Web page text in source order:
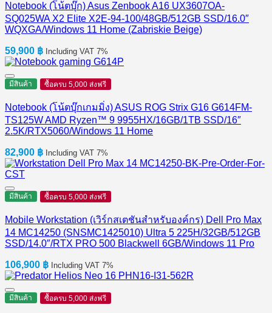
Notebook (โน้ตบุ๊ก) Asus Zenbook A16 UX3607OA-
SQ025WA X2 Elite X2E-94-100/48GB/512GB SSD/16.0″
WQXGA/Windows 11 Home (Zabriskie Beige)
59,900 ฿ Including VAT 7%
มีสินค้า ซื้อครบ 5,000 ส่งฟรี
Notebook (โน้ตบุ๊กเกมมิ่ง) ASUS ROG Strix G16 G614FM-
TS125W AMD Ryzen™ 9 9955HX/16GB/1TB SSD/16″
2.5K/RTX5060/Windows 11 Home
82,900 ฿ Including VAT 7%
มีสินค้า ซื้อครบ 5,000 ส่งฟรี
Mobile Workstation (เวิร์กสเตชันสำหรับองค์กร) Dell Pro Max
14 MC14250 (SNSMC1425010) Ultra 5 225H/32GB/512GB
SSD/14.0″/RTX PRO 500 Blackwell 6GB/Windows 11 Pro
106,900 ฿ Including VAT 7%
มีสินค้า ซื้อครบ 5,000 ส่งฟรี